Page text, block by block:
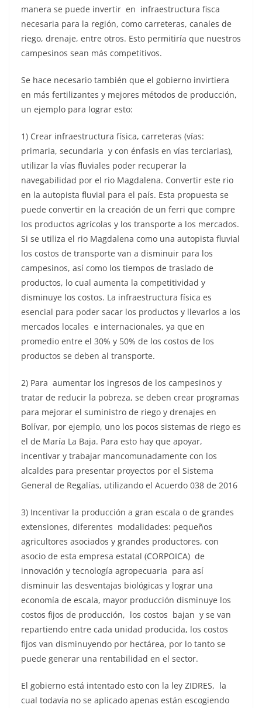
manera se puede invertir en infraestructura fisca
necesaria para la región, como carreteras, canales de
riego, drenaje, entre otros. Esto permitiría que nuestros
campesinos sean más competitivos.
Se hace necesario también que el gobierno invirtiera
en más fertilizantes y mejores métodos de producción,
un ejemplo para lograr esto:
1) Crear infraestructura física, carreteras (vías:
primaria, secundaria y con énfasis en vías terciarias),
utilizar la vías fluviales poder recuperar la
navegabilidad por el rio Magdalena. Convertir este rio
en la autopista fluvial para el país. Esta propuesta se
puede convertir en la creación de un ferri que compre
los productos agrícolas y los transporte a los mercados.
Si se utiliza el rio Magdalena como una autopista fluvial
los costos de transporte van a disminuir para los
campesinos, así como los tiempos de traslado de
productos, lo cual aumenta la competitividad y
disminuye los costos. La infraestructura física es
esencial para poder sacar los productos y llevarlos a los
mercados locales e internacionales, ya que en
promedio entre el 30% y 50% de los costos de los
productos se deben al transporte.
2) Para aumentar los ingresos de los campesinos y
tratar de reducir la pobreza, se deben crear programas
para mejorar el suministro de riego y drenajes en
Bolívar, por ejemplo, uno los pocos sistemas de riego es
el de María La Baja. Para esto hay que apoyar,
incentivar y trabajar mancomunadamente con los
alcaldes para presentar proyectos por el Sistema
General de Regalías, utilizando el Acuerdo 038 de 2016
3) Incentivar la producción a gran escala o de grandes
extensiones, diferentes modalidades: pequeños
agricultores asociados y grandes productores, con
asocio de esta empresa estatal (CORPOICA) de
innovación y tecnología agropecuaria para así
disminuir las desventajas biológicas y lograr una
economía de escala, mayor producción disminuye los
costos fijos de producción, los costos bajan y se van
repartiendo entre cada unidad producida, los costos
fijos van disminuyendo por hectárea, por lo tanto se
puede generar una rentabilidad en el sector.
El gobierno está intentado esto con la ley ZIDRES, la
cual todavía no se aplicado apenas están escogiendo